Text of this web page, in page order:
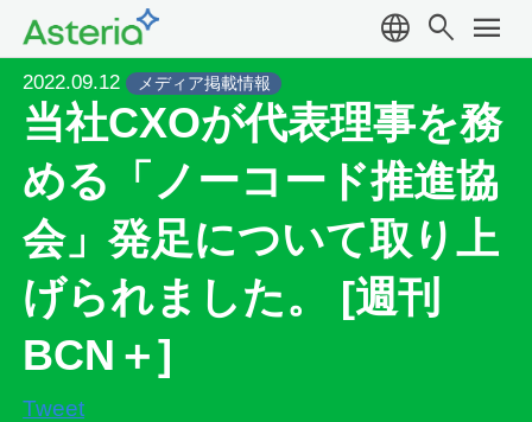
language search menu
2022.09.12 メディア掲載情報
当社CXOが代表理事を務
める「ノーコード推進協
会」発足について取り上
げられました。 [週刊
BCN＋]
Tweet